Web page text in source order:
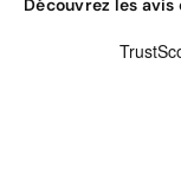
Contrôle
Découvrez les